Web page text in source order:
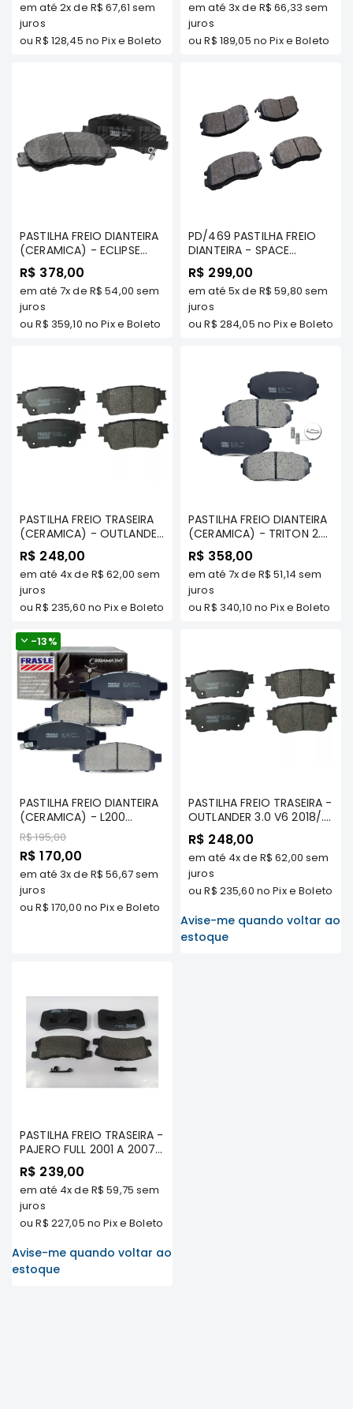
Acessórios
Peças
Originais
Montadoras
Hilux
HYUNDAI
FORD
Volvo
LAND
ROVER
JETTA
GALANT
AMAROK
MARCAS
MILTPARTS
TENACITY
MT
COMPONENTES
TECNOPART
VIEMAR
DS
MAGNETI
EKSTRON
FRAS-
LE
CONTITECH
DENSO
FAMA
WILLTEC
L200
Triton
Dakar
Pajero
em até 2xde R$ 67,61 sem
juros
ouR$ 128,45 no Pix e Boleto
TDS - FRASLE CERAMAXX -
PD/616-CMAXX
em até 3xde R$ 66,33 sem
juros
ouR$ 189,05 no Pix e Boleto
PASTILHA FREIO DIANTEIRA
(CERAMICA) - ECLIPSE
CROSS 2019/... TDS -
FRASLE CERAMAXX -
PD/2194-CMAXX
R$ 378,00
em até 7xde R$ 54,00 sem
juros
ouR$ 359,10 no Pix e Boleto
PD/469 PASTILHA FREIO
DIANTEIRA - SPACE
WAGON 1.8/ 2.0 92/98 /
COLT 1.6/ 1.8 GTI/ ECLIPSE
2.0 90/00/ GALANT 2.0/
2.5 VR6/ LANCER 1.8 92/98
- FRASLE - PD/469
R$ 299,00
em até 5xde R$ 59,80 sem
juros
ouR$ 284,05 no Pix e Boleto
PASTILHA FREIO TRASEIRA
(CERAMICA) - OUTLANDER
3.0 V6 2018/... /ECLIPSE
CROSS 2019/... (FREIO DE
MAO ELETRONICO) -
FRASLE CERAMAXX -
PD/1644-CMAXX
R$ 248,00
em até 4xde R$ 62,00 sem
juros
ouR$ 235,60 no Pix e Boleto
PASTILHA FREIO DIANTEIRA
(CERAMICA) - TRITON 2.4
DIESEL 2020/.../ PAJERO
SPORT 2018/... - FRASLE
CERAMAXX - PD/2195-
CMAXX
R$ 358,00
em até 7xde R$ 51,14 sem
juros
ouR$ 340,10 no Pix e Boleto
PASTILHA FREIO DIANTEIRA
(CERAMICA) - L200
TRITON 3.2/3.5/3.8 TDS/
DAKAR TDS/ TRITON 2.4
FLEX/ TRITON 2.4 DIESEL
2016 A 2019 - FRASLE
CERAMAXX - PD/771-
CMAXX
Preço
R$ 195,00
Preço
Especial
R$ 170,00
-13%
em até 3xde R$ 56,67sem
juros
ouR$ 170,00 no Pix e Boleto
PASTILHA FREIO TRASEIRA -
OUTLANDER 3.0 V6 2018/...
/ECLIPSE CROSS 2019/...
(FREIO DE MAO
ELETRONICO) - FRASLE -
PD/1644
R$ 248,00
em até 4xde R$ 62,00 sem
juros
ouR$ 235,60 no Pix e Boleto
Avise-me quando voltar ao
estoque
PASTILHA FREIO TRASEIRA -
PAJERO FULL 2001 A 2007
TDS / OUTLANDER 2007 A
2012 TDS / ASX 2.0 16V
2010 A 2012 TDS / LANCER
SPORTBACK 2010/... /
GRANDIS 2.4 16V TDS /
PORTAS) - FRASLE -
PD632
R$ 239,00
em até 4xde R$ 59,75 sem
juros
ouR$ 227,05 no Pix e Boleto
Avise-me quando voltar ao
estoque